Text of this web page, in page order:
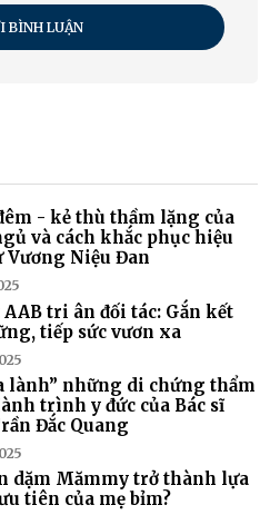
BÌNH LUẬN
- kẻ thù thầm lặng của
và cách khắc phục hiệu
Vương Niệu Đan
AAB tri ân đối tác: Gắn kết
tiếp sức vươn xa
lành” những di chứng thẩm
trình y đức của Bác sĩ
Đắc Quang
dặm Mămmy trở thành lựa
tiên của mẹ bỉm?